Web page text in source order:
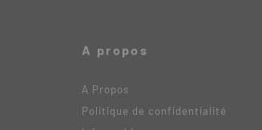
A propos
A Propos
Politique de confidentialité